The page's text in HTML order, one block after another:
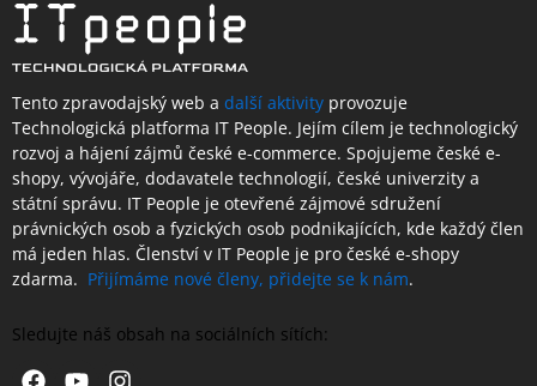
Tento zpravodajský web a další aktivity provozuje
Technologická platforma IT People. Jejím cílem je technologický
rozvoj a hájení zájmů české e-commerce. Spojujeme české e-
shopy, vývojáře, dodavatele technologií, české univerzity a
státní správu. IT People je otevřené zájmové sdružení
právnických osob a fyzických osob podnikajících, kde každý člen
má jeden hlas. Členství v IT People je pro české e-shopy
zdarma. Přijímáme nové členy, přidejte se k nám.
Sledujte náš obsah na sociálních sítích:
Facebook
YoutubeInstagram